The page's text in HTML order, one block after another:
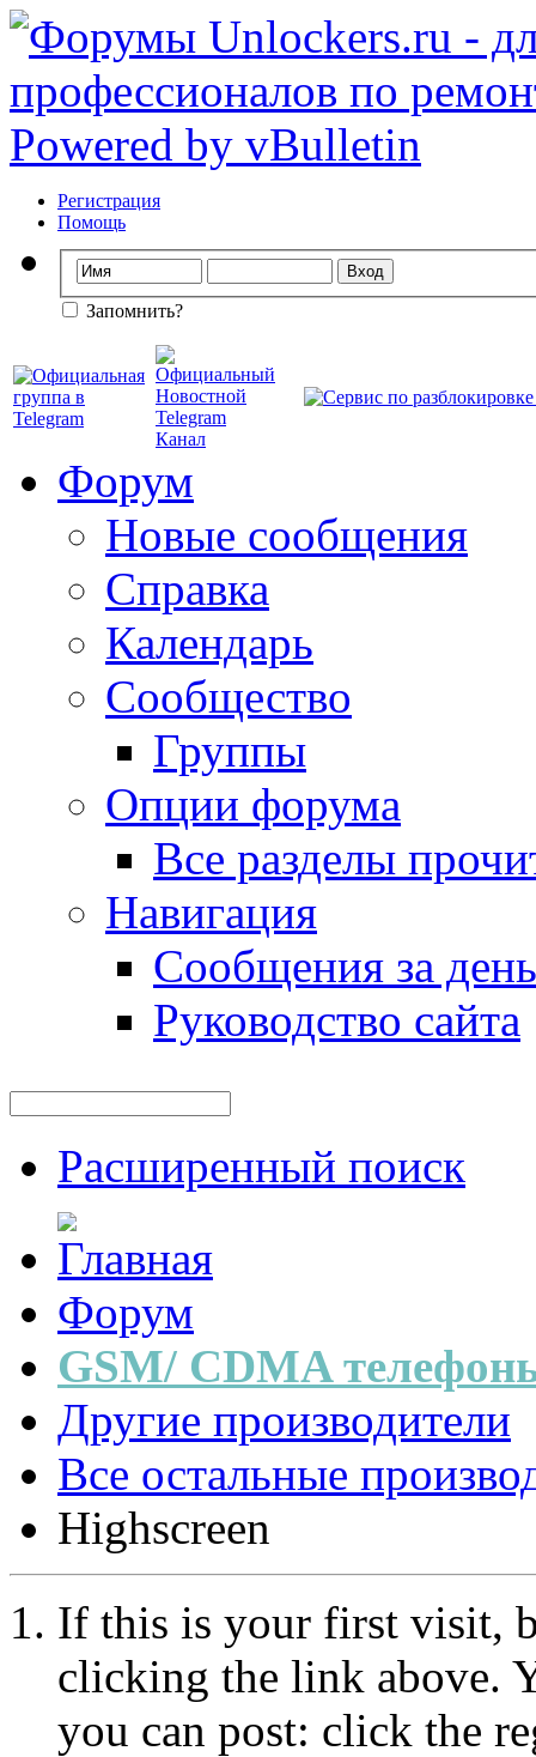
Регистрация
Помощь
Запомнить?
Форум
Новые сообщения
Справка
Календарь
Сообщество
Группы
Опции форума
Все разделы
Навигация
Сообщения за день
Руководство сайта
Расширенный поиск
Форум
GSM/ CDMA
Другие производители
Все остальные
Highscreen
If this is your first visit,
clicking the link above.
you can post: click the